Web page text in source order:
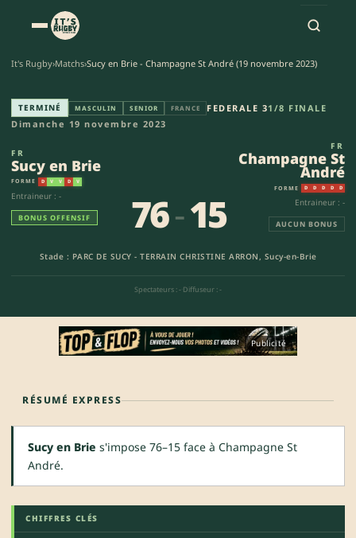
It's Rugby›Matchs›Sucy en Brie - Champagne St André (19 novembre 2023)
Sucy en Brie - Champagne St
TERMINÉ MASCULIN SENIOR FRANCE FEDERALE 31/8 FINALE
Dimanche 19 novembre 2023
FR
Sucy en Brie
FORME D V V D V
Entraineur : -
BONUS OFFENSIF
Stade : PARC DE SUCY - TERRAIN CHRISTINE ARRON, Sucy-en-Brie
76-15
Spectateurs : - Diffuseur : -
FR
Champagne St
André
FORME D D D D D
Entraineur : -
AUCUN BONUS
Publicité
RÉSUMÉ EXPRESS
Sucy en Brie s'impose 76–15 face à Champagne St
André.
CHIFFRES CLÉS